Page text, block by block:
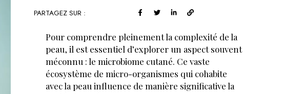
PARTAGEZ SUR :
Pour comprendre pleinement la complexité de la
peau, il est essentiel d’explorer un aspect souvent
méconnu : le microbiome cutané. Ce vaste
écosystème de micro-organismes qui cohabite
avec la peau influence de manière significative la